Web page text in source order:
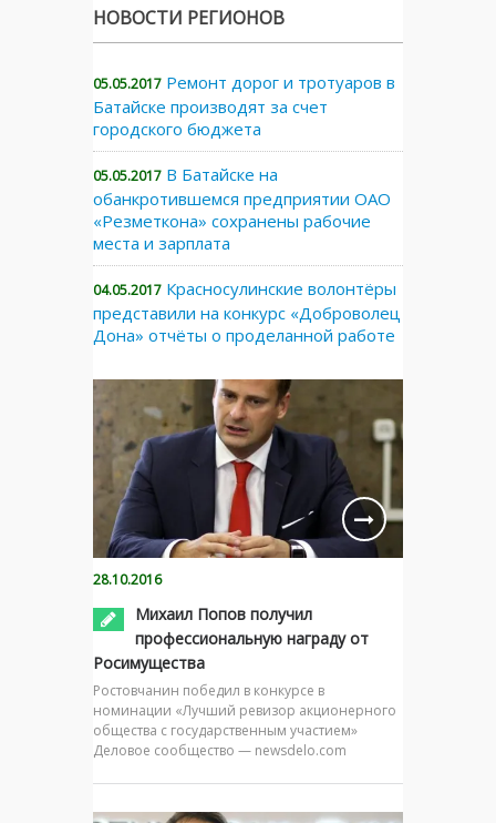
НОВОСТИ РЕГИОНОВ
05.05.2017 Ремонт дорог и тротуаров в
Батайске производят за счет
городского бюджета
05.05.2017 В Батайске на
обанкротившемся предприятии ОАО
«Резметкона» сохранены рабочие
места и зарплата
04.05.2017 Красносулинские волонтёры
представили на конкурс «Доброволец
Дона» отчёты о проделанной работе
28.10.2016
Михаил Попов получил
профессиональную награду от
Росимущества
Ростовчанин победил в конкурсе в
номинации «Лучший ревизор акционерного
общества с государственным участием»
Деловое сообщество — newsdelo.com